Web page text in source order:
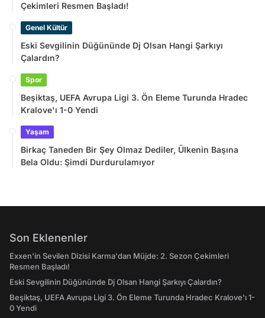
Çekimleri Resmen Başladı!
Genel Kültür
Eski Sevgilinin Düğününde Dj Olsan Hangi Şarkıyı
Çalardın?
Spor
Beşiktaş, UEFA Avrupa Ligi 3. Ön Eleme Turunda Hradec
Kralove'ı 1-0 Yendi
Yaşam
Birkaç Taneden Bir Şey Olmaz Dediler, Ülkenin Başına
Bela Oldu: Şimdi Durdurulamıyor
Son Eklenenler
Exxen'in Sevilen Dizisi Karma'dan Müjde: 2. Sezon Çekimleri
Resmen Başladı!
Eski Sevgilinin Düğününde Dj Olsan Hangi Şarkıyı Çalardın?
Beşiktaş, UEFA Avrupa Ligi 3. Ön Eleme Turunda Hradec Kralove'ı 1-
0 Yendi